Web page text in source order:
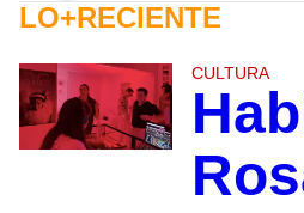
LO+RECIENTE
CULTURA